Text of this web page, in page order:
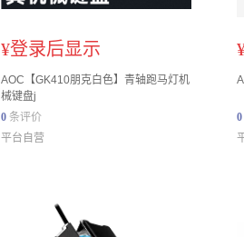
¥登录后显示
AOC【GK410朋克白色】青轴跑马灯机
械键盘j
0 条评价
平台自营
0